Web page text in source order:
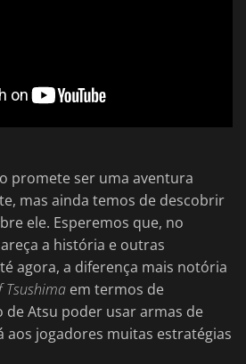
promete ser uma aventura
mas ainda temos de descobrir
ele. Esperemos que, no
a história e outras
agora, a diferença mais notória
Tsushima em termos de
de Atsu poder usar armas de
aos jogadores muitas estratégias